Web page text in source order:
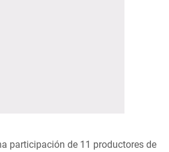
participación de 11 productores de